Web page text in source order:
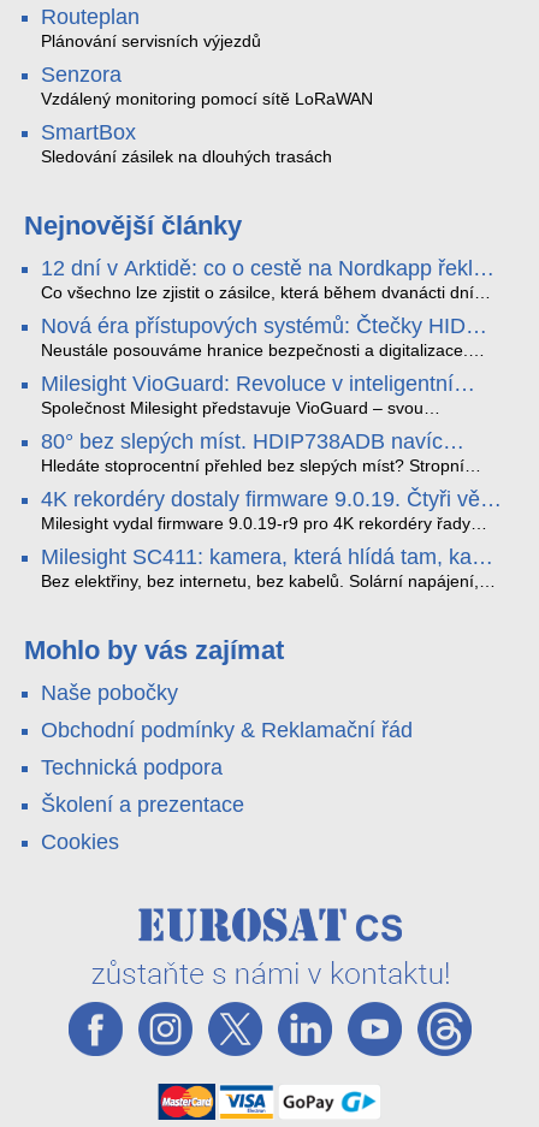
Routeplan
Plánování servisních výjezdů
Senzora
Vzdálený monitoring pomocí sítě LoRaWAN
SmartBox
Sledování zásilek na dlouhých trasách
Nejnovější články
12 dní v Arktidě: co o cestě na Nordkapp řekla
data ze SMARTBOX 2 MAX
Co všechno lze zjistit o zásilce, která během dvanácti dní
projede Arktidou? SMARTBOX 2 MAX jsme vzali na trasu z
Tromsø přes Lofoty, Kirunu a finské Laponsko až na
Nordkapp. Bez jediného dobití, v mrazu až −13 °C a mimo
otřesy i náklon. Výsledkem není jen čára na mapě, ale
podrobný datový příběh celé cesty.
Nová éra přístupových systémů: Čtečky HID
Signo
Neustále posouváme hranice bezpečnosti a digitalizace.
v oblasti kontroly přístupu – moderní a vysoce univerzální
čtečky HID Signo.
Milesight VioGuard: Revoluce v inteligentní
detekci dopravních přestupků
Společnost Milesight představuje VioGuard – svou
dopravních přestupků. Tento systém, poháněný
sofistikovanými algoritmy umělé inteligence (AI), je navržen
tak, aby poskytoval komplexní nástroje pro vymáhání
dopravních předpisů, zvyšoval bezpečnost na silnicích a
optimalizoval plynulost dopravy v moderních městech.
80° bez slepých míst. HDIP738ADB navíc
streamuje na YouTube – bez PC.
Hledáte stoprocentní přehled bez slepých míst? Stropní
panoramatická kamera HDIP738ADB skládá obraz ze dvou
4MP senzorů SONY do jednoho čistého 180° záběru bez
zkreslení. K tomu přidává AI detekci osob a vozidel,
YouTube – bez běžícího počítače.
4K rekordéry dostaly firmware 9.0.19. Čtyři věci,
které musíte vědět.
Milesight vydal firmware 9.0.19-r9 pro 4K rekordéry řady
které vám zjednoduší práci – a jedna z nich vám ušetří
spoustu zbytečných výjezdů k zákazníkům.
Milesight SC411: kamera, která hlídá tam, kam
kabel nedosáhne
Bez elektřiny, bez internetu, bez kabelů. Solární napájení,
váš telefon. Podívejte se na video.
Mohlo by vás zajímat
Naše pobočky
Obchodní podmínky & Reklamační řád
Technická podpora
Školení a prezentace
Cookies